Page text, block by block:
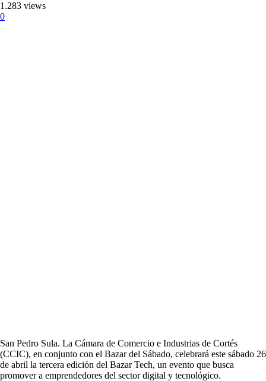
1.283 views
0
San Pedro Sula. La Cámara de Comercio e Industrias de Cortés
(CCIC), en conjunto con el Bazar del Sábado, celebrará este sábado 26
de abril la tercera edición del Bazar Tech, un evento que busca
promover a emprendedores del sector digital y tecnológico.